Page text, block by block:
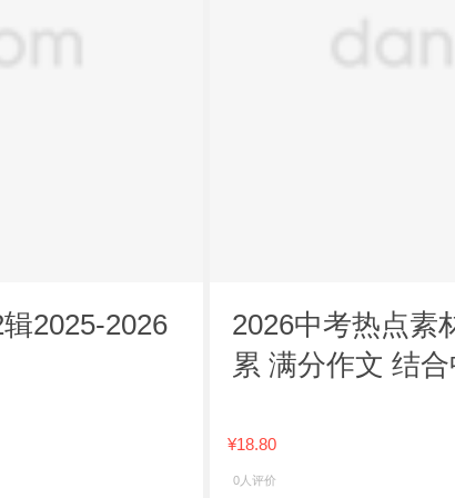
2025-2026
2026中考热点素
累 满分作文 结
¥18.80
0人评价